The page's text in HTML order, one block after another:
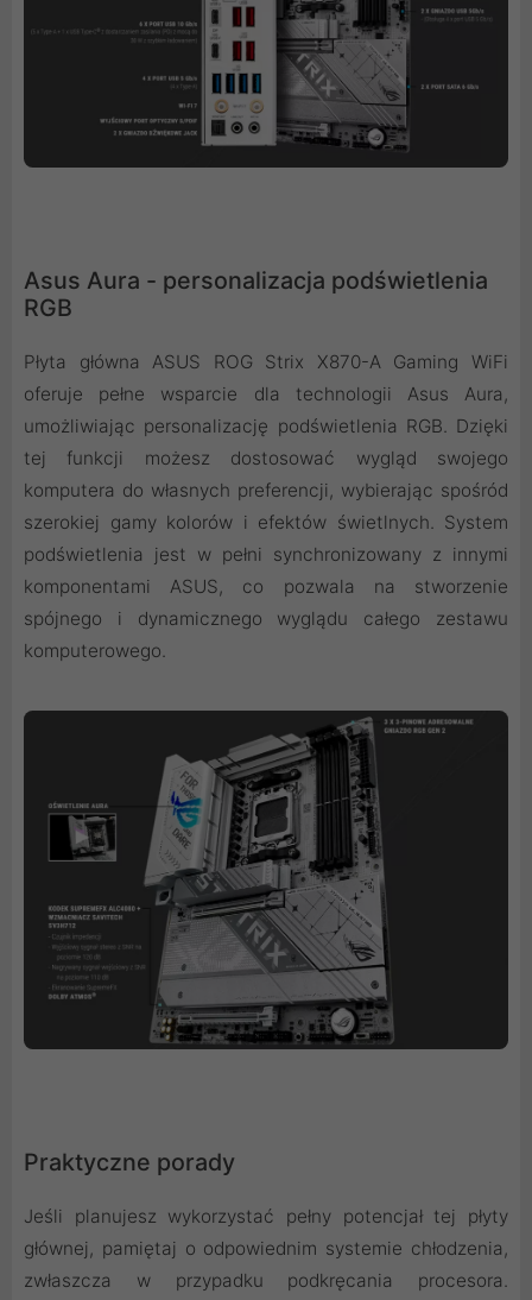
Asus Aura - personalizacja podświetlenia
RGB
Płyta główna ASUS ROG Strix X870-A Gaming WiFi
oferuje pełne wsparcie dla technologii Asus Aura,
umożliwiając personalizację podświetlenia RGB. Dzięki
tej funkcji możesz dostosować wygląd swojego
komputera do własnych preferencji, wybierając spośród
szerokiej gamy kolorów i efektów świetlnych. System
podświetlenia jest w pełni synchronizowany z innymi
komponentami ASUS, co pozwala na stworzenie
spójnego i dynamicznego wyglądu całego zestawu
komputerowego.
Praktyczne porady
Jeśli planujesz wykorzystać pełny potencjał tej płyty
głównej, pamiętaj o odpowiednim systemie chłodzenia,
zwłaszcza w przypadku podkręcania procesora.